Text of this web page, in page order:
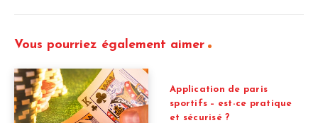
Vous pourriez également aimer
Application de paris
sportifs – est-ce pratique
et sécurisé ?